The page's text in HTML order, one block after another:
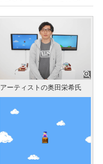
アーティストの奥田栄希氏